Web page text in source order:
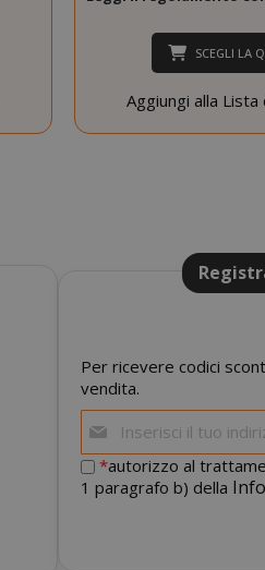
SCEGLI LA
Aggiungi alla
Per ricevere codici
vendita.
*autorizzo al
1 paragrafo b) della
CookieScriptConsent
SADEVSESSID